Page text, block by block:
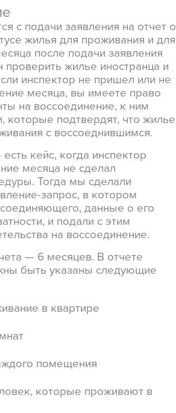
с подачи заявления на отчет о
жилья для проживания и для
после подачи заявления
жилье иностранца и
инспектор не пришел или не
месяца, вы имеете право
на воссоединение, к ним
которые подтвердят, что жилье
с воссоеднившимся.
кейс, когда инспектор
месяца не сделал
Тогда мы сделали
запрос, в котором
данные о его
и подали с этим
на воссоединение.
— 6 месяцев. В отчете
быть указаны следующие
в квартире
помещения
которые проживают в